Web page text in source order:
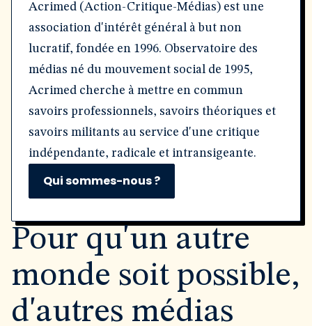
Acrimed (Action-Critique-Médias) est une
association d'intérêt général à but non
lucratif, fondée en 1996. Observatoire des
médias né du mouvement social de 1995,
Acrimed cherche à mettre en commun
savoirs professionnels, savoirs théoriques et
savoirs militants au service d'une critique
indépendante, radicale et intransigeante.
Qui sommes-nous ?
Pour qu'un autre
monde soit possible,
d'autres médias